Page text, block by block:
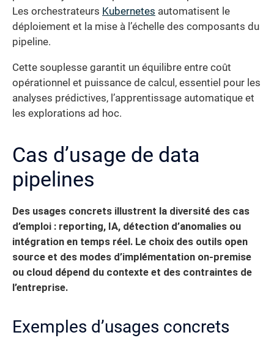
Les orchestrateurs Kubernetes automatisent le
déploiement et la mise à l’échelle des composants du
pipeline.
Cette souplesse garantit un équilibre entre coût
opérationnel et puissance de calcul, essentiel pour les
analyses prédictives, l’apprentissage automatique et
les explorations ad hoc.
Cas d’usage de data
pipelines
Des usages concrets illustrent la diversité des cas
d’emploi : reporting, IA, détection d’anomalies ou
intégration en temps réel. Le choix des outils open
source et des modes d’implémentation on-premise
ou cloud dépend du contexte et des contraintes de
l’entreprise.
Exemples d’usages concrets